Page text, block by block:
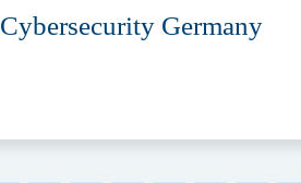
Germany